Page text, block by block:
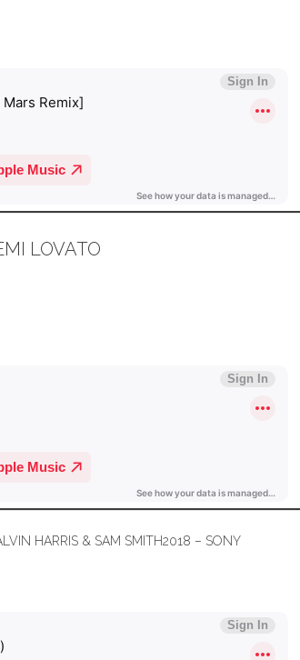
LOVATO
HARRIS & SAM SMITH2018 – SONY